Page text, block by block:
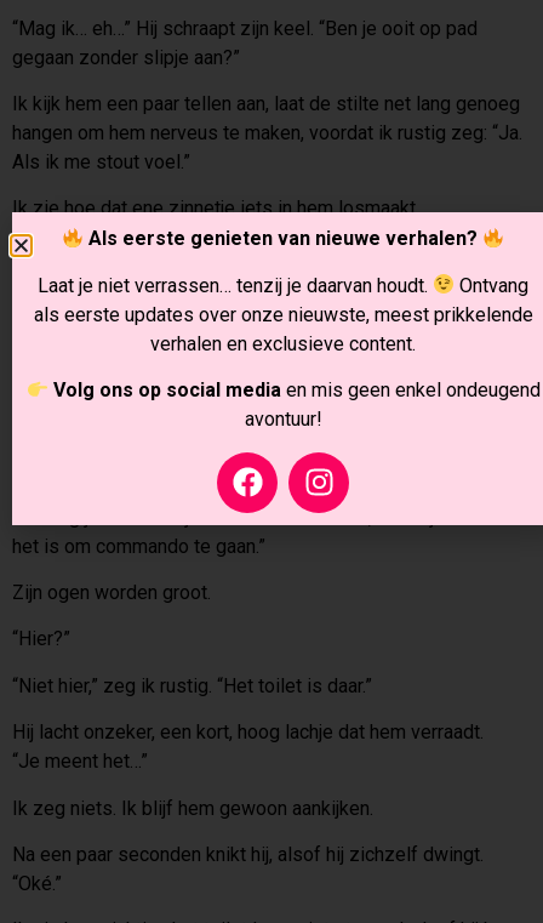
“Mag ik… eh…” Hij schraapt zijn keel. “Ben je ooit op pad
gegaan zonder slipje aan?”
Ik kijk hem een paar tellen aan, laat de stilte net lang genoeg
hangen om hem nerveus te maken, voordat ik rustig zeg: “Ja.
Als ik me stout voel.”
Ik zie hoe dat ene zinnetje iets in hem losmaakt.
“En geloof me,” voeg ik eraan toe terwijl ik mijn glas kantel,
“bijna alle vrouwen gaan wel eens commando.”
Zijn keel beweegt.
Ik kantel mijn hoofd een fractie.
Hij knikt, zichtbaar gespannen.
“Ik daag je uit om nu je boxer uit te trekken, zodat je weet hoe
het is om commando te gaan.”
Zijn ogen worden groot.
“Hier?”
“Niet hier,” zeg ik rustig. “Het toilet is daar.”
Hij lacht onzeker, een kort, hoog lachje dat hem verraadt.
“Je meent het…”
Ik zeg niets. Ik blijf hem gewoon aankijken.
Na een paar seconden knikt hij, alsof hij zichzelf dwingt.
“Oké.”
Als eerste genieten van nieuwe verhalen?
Laat je niet verrassen… tenzij je daarvan houdt.
Ontvang
als eerste updates over onze nieuwste, meest prikkelende
verhalen en exclusieve content.
Volg ons op social mediaen mis geen enkel ondeugend
avontuur!